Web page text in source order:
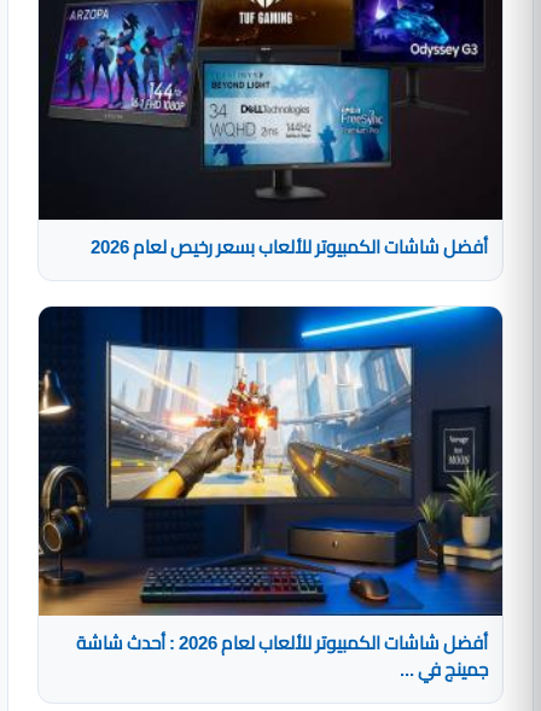
أفضل شاشات الكمبيوتر للألعاب بسعر رخيص لعام 2026
أفضل شاشات الكمبيوتر للألعاب لعام 2026 : أحدث شاشة
جمينج في ...